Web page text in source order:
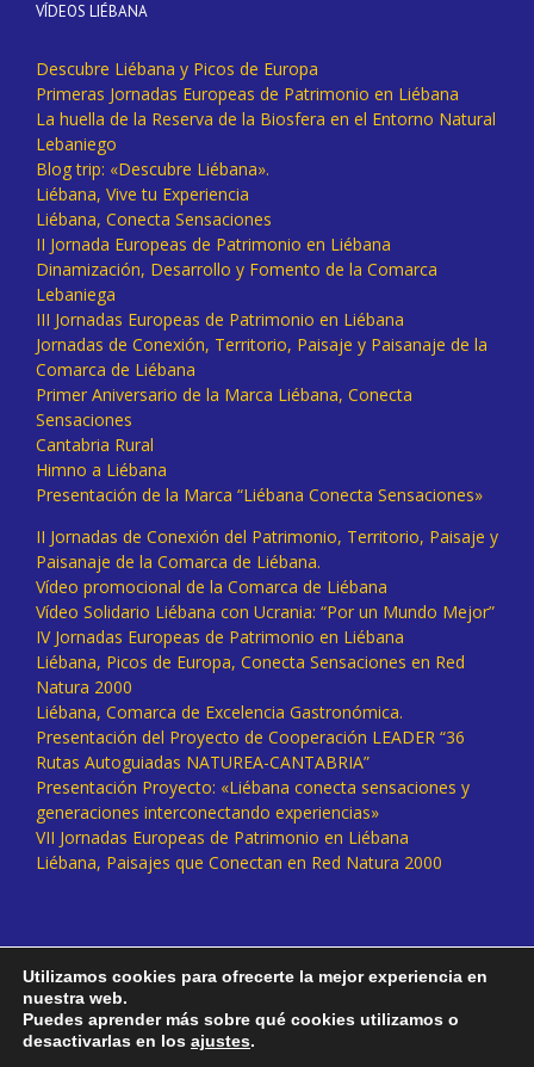
VÍDEOS LIÉBANA
Descubre Liébana y Picos de Europa
Primeras Jornadas Europeas de Patrimonio en Liébana
La huella de la Reserva de la Biosfera en el Entorno Natural
Lebaniego
Blog trip: «Descubre Liébana».
Liébana, Vive tu Experiencia
Liébana, Conecta Sensaciones
II Jornada Europeas de Patrimonio en Liébana
Dinamización, Desarrollo y Fomento de la Comarca
Lebaniega
III Jornadas Europeas de Patrimonio en Liébana
Jornadas de Conexión, Territorio, Paisaje y Paisanaje de la
Comarca de Liébana
Primer Aniversario de la Marca Liébana, Conecta
Sensaciones
Cantabria Rural
Himno a Liébana
Presentación de la Marca “Liébana Conecta Sensaciones»
II Jornadas de Conexión del Patrimonio, Territorio, Paisaje y
Paisanaje de la Comarca de Liébana.
Vídeo promocional de la Comarca de Liébana
Vídeo Solidario Liébana con Ucrania: “Por un Mundo Mejor”
IV Jornadas Europeas de Patrimonio en Liébana
Liébana, Picos de Europa, Conecta Sensaciones en Red
Natura 2000
Liébana, Comarca de Excelencia Gastronómica.
Presentación del Proyecto de Cooperación LEADER “36
Rutas Autoguiadas NATUREA-CANTABRIA”
Presentación Proyecto: «Liébana conecta sensaciones y
generaciones interconectando experiencias»
VII Jornadas Europeas de Patrimonio en Liébana
Liébana, Paisajes que Conectan en Red Natura 2000
Utilizamos cookies para ofrecerte la mejor experiencia en
nuestra web.
Puedes aprender más sobre qué cookies utilizamos o
desactivarlas en los ajustes.